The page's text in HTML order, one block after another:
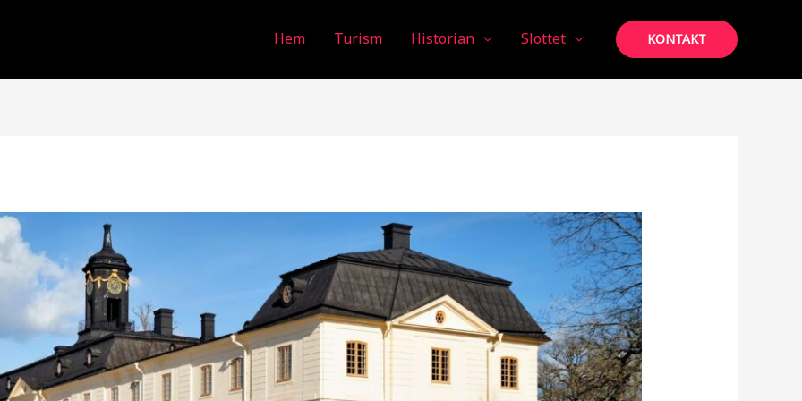
Hem Turism Historian Slottet KONTAKT